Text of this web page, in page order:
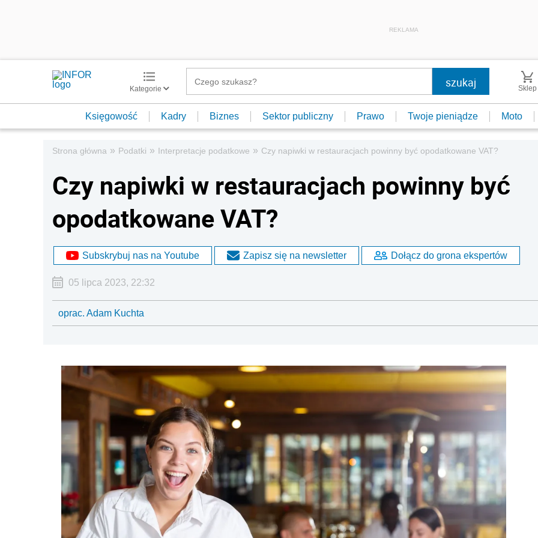
REKLAMA
Kategorie Sklep
Księgowość Kadry Biznes Sektor publiczny Prawo Twoje pieniądze Moto
Strona główna » Podatki » Interpretacje podatkowe » Czy napiwki w restauracjach powinny być opodatkowane VAT?
Czy napiwki w restauracjach powinny być
opodatkowane VAT?
Subskrybuj nas na Youtube Zapisz się na newsletter Dołącz do grona ekspertów
05 lipca 2023, 22:32
oprac. Adam Kuchta